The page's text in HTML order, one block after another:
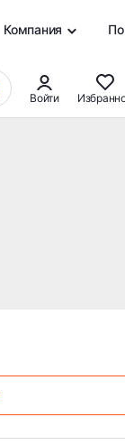
Компания
Войти